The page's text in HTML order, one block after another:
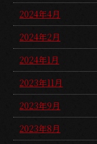
2024年4月
2024年2月
2024年1月
2023年11月
2023年9月
2023年8月